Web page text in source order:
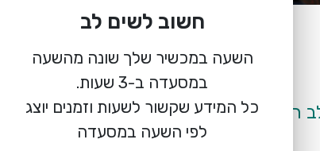
הזמנת מקום
אגאדיר הוד השרון
דרך רמתיים 51, הוד השרון
ננסה להתחשב בבקשתכם .
חשוב לשים לב
השעה במכשיר שלך שונה מהשעה
כל המידע שקשור לשעות וזמנים יוצג
לפי השעה במסעדה